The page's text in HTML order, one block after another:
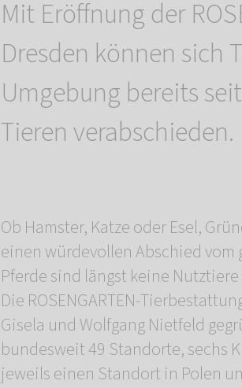
Mit Eröffnung der
Dresden können sich
Umgebung bereits
Tieren verabschieden.
Ob Hamster, Katze oder Esel,
einen würdevollen Abschied
Pferde sind längst keine Nutztiere
Die ROSENGARTEN-
Gisela und Wolfgang Nietfeld
bundesweit 49 Standorte, sechs
jeweils einen Standort in Polen